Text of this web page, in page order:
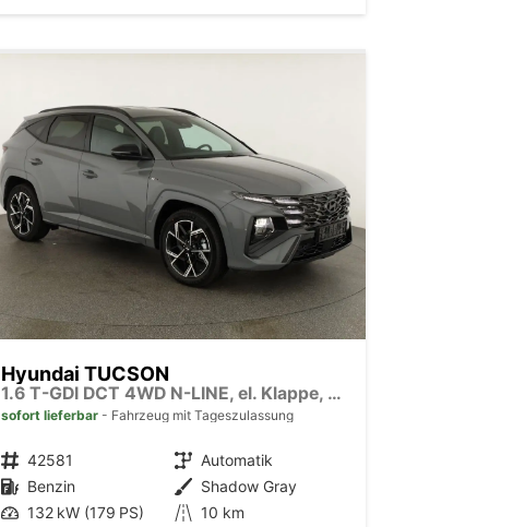
Hyundai TUCSON
1.6 T-GDI DCT 4WD N-LINE, el. Klappe, Teilleder, Navi, Kamera, ACC
sofort lieferbar Fahrzeug mit Tageszulassung
Fahrzeugnr. 42581 Getriebe Automatik
Kraftstoff Benzin Außenfarbe Shadow Gray
Leistung 132 kW (179 PS) Kilometerstand 10 km